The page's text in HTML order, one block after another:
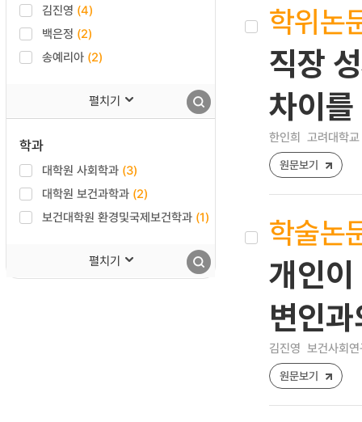
김진영 (4)
백은정 (2)
송예리아 (2)
펼치기
학과
대학원 사회학과 (3)
대학원 보건과학과 (2)
보건대학원 환경및국제보건학과 (1)
펼치기
학위논
직장
차이
한인희 고려대학
원문보기
학술논
개인
변인
김진영 보건사회
원문보기